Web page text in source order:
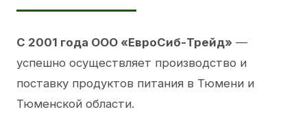
С 2001 года ООО «ЕвроСиб-Трейд» —
успешно осуществляет производство и
поставку продуктов питания в Тюмени и
Тюменской области.